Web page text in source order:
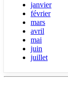
janvier
février
mars
avril
mai
juin
juillet